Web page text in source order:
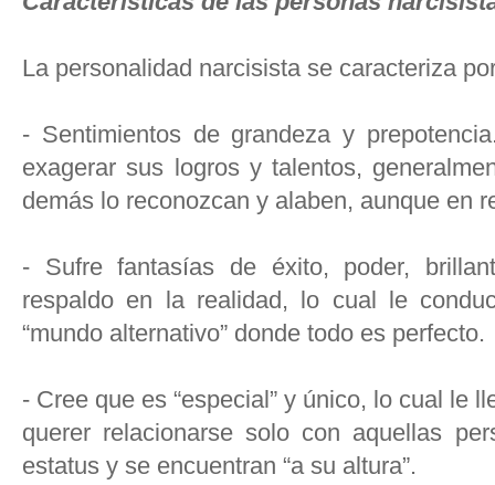
La personalidad narcisista se caracteriza
- Sentimientos de grandeza y
exagerar sus logros y talentos,
demás lo reconozcan y alaben, aunque en
- Sufre fantasías de éxito, poder,
respaldo en la realidad, lo cual le
“mundo alternativo” donde todo es perfecto.
- Cree que es “especial” y único, lo cual le
querer relacionarse solo con aquellas
estatus y se encuentran “a su altura”.